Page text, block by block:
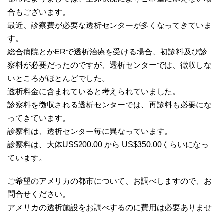
合もございます。
最近、診察費が必要な透析センターが多くなってきていま
す。
総合病院とかERで透析治療を受ける場合、初診料及び診
察料が必要だったのですが、透析センターでは、徴収しな
いところがほとんどでした。
透析料金に含まれていると考えられていました。
診察料を徴収される透析センターでは、再診料も必要にな
ってきています。
診察料は、透析センター毎に異なっています。
診察料は、大体US$200.00 から US$350.00くらいになっ
ています。
ご希望のアメリカの都市について、お調べしますので、お
問合せください。
アメリカの透析施設をお調べするのに費用は必要ありませ